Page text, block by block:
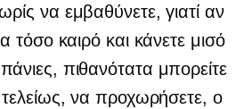
να εμβαθύνετε, γιατί αν
τόσο καιρό και κάνετε μισό
πιθανότατα μπορείτε
τελείως, να προχωρήσετε, ο